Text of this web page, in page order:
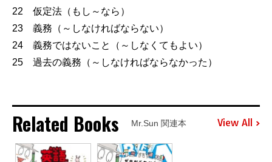
22 仮定法（もし～なら）
23 義務（～しなければならない）
24 義務ではないこと（～しなくてもよい）
25 過去の義務（～しなければならなかった）
Related Books Mr.Sun 関連本 View All